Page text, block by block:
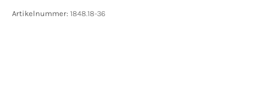
Artikelnummer: 1848.18-36